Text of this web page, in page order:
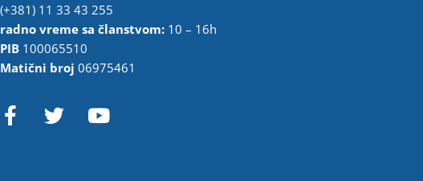
(+381) 11 33 43 255
radno vreme sa članstvom: 10 – 16h
PIB 100065510
Matični broj 06975461
F
a
T Y